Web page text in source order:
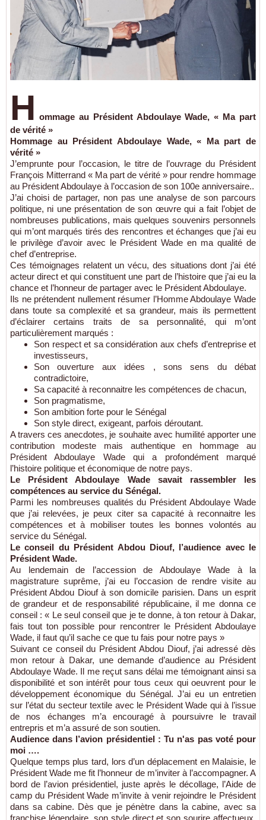
H ommage au Président Abdoulaye Wade, « Ma part
de vérité »
Hommage au Président Abdoulaye Wade, « Ma part de
vérité »
J’emprunte pour l’occasion, le titre de l’ouvrage du Président
François Mitterrand « Ma part de vérité » pour rendre hommage
au Président Abdoulaye à l’occasion de son 100e anniversaire..
J’ai choisi de partager, non pas une analyse de son parcours
politique, ni une présentation de son œuvre qui a fait l’objet de
nombreuses publications, mais quelques souvenirs personnels
qui m’ont marqués tirés des rencontres et échanges que j’ai eu
le privilège d’avoir avec le Président Wade en ma qualité de
chef d’entreprise.
Ces témoignages relatent un vécu, des situations dont j’ai été
acteur direct et qui constituent une part de l’histoire que j’ai eu la
chance et l’honneur de partager avec le Président Abdoulaye.
Ils ne prétendent nullement résumer l’Homme Abdoulaye Wade
dans toute sa complexité et sa grandeur, mais ils permettent
d’éclairer certains traits de sa personnalité, qui m’ont
particulièrement marqués :
Son respect et sa considération aux chefs d’entreprise et
investisseurs,
Son ouverture aux idées , sons sens du débat
contradictoire,
Sa capacité à reconnaitre les compétences de chacun,
Son pragmatisme,
Son ambition forte pour le Sénégal
Son style direct, exigeant, parfois déroutant.
A travers ces anecdotes, je souhaite avec humilité apporter une
contribution modeste mais authentique en hommage au
Président Abdoulaye Wade qui a profondément marqué
l’histoire politique et économique de notre pays.
Le Président Abdoulaye Wade savait rassembler les
compétences au service du Sénégal.
Parmi les nombreuses qualités du Président Abdoulaye Wade
que j’ai relevées, je peux citer sa capacité à reconnaitre les
compétences et à mobiliser toutes les bonnes volontés au
service du Sénégal.
Le conseil du Président Abdou Diouf, l’audience avec le
Président Wade.
Au lendemain de l’accession de Abdoulaye Wade à la
magistrature suprême, j’ai eu l’occasion de rendre visite au
Président Abdou Diouf à son domicile parisien. Dans un esprit
de grandeur et de responsabilité républicaine, il me donna ce
conseil : « Le seul conseil que je te donne, à ton retour à Dakar,
fais tout ton possible pour rencontrer le Président Abdoulaye
Wade, il faut qu’il sache ce que tu fais pour notre pays »
Suivant ce conseil du Président Abdou Diouf, j’ai adressé dès
mon retour à Dakar, une demande d’audience au Président
Abdoulaye Wade. Il me reçut sans délai me témoignant ainsi sa
disponibilité et son intérêt pour tous ceux qui oeuvrent pour le
développement économique du Sénégal. J’ai eu un entretien
sur l’état du secteur textile avec le Président Wade qui à l’issue
de nos échanges m’a encouragé à poursuivre le travail
entrepris et m’a assuré de son soutien.
Audience dans l’avion présidentiel : Tu n'as pas voté pour
moi ….
Quelque temps plus tard, lors d’un déplacement en Malaisie, le
Président Wade me fit l’honneur de m’inviter à l’accompagner. A
bord de l’avion présidentiel, juste après le décollage, l’Aide de
camp du Président Wade m’invite à venir rejoindre le Président
dans sa cabine. Dès que je pénètre dans la cabine, avec sa
franchise légendaire, son style direct et son sourire affectueux,